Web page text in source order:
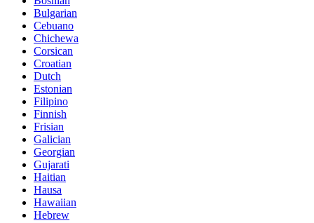
Bulgarian
Cebuano
Chichewa
Corsican
Croatian
Dutch
Estonian
Filipino
Finnish
Frisian
Galician
Georgian
Gujarati
Haitian
Hausa
Hawaiian
Hebrew